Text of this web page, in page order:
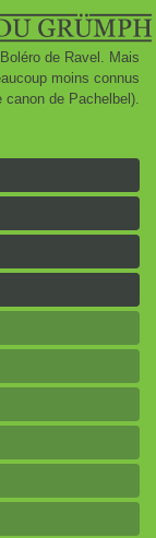
de Ravel. Mais
moins connus
canon de Pachelbel).